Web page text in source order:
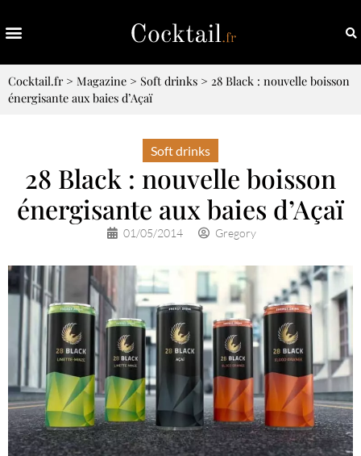
Cocktail.fr> Magazine > Soft drinks > 28 Black : nouvelle boisson
énergisante aux baies d’Açaï
Soft drinks
28 Black : nouvelle boisson
énergisante aux baies d’Açaï
01/05/2014 Gregory